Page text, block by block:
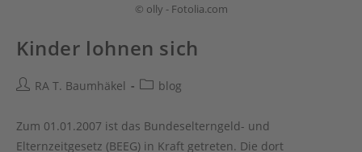
© olly - Fotolia.com
Kinder lohnen sich
Beitrags-
RA T. Baumhäkel
Beitrags-
blog
Zum 01.01.2007 ist das Bundeselterngeld- und
Elternzeitgesetz (BEEG) in Kraft getreten. Die dort